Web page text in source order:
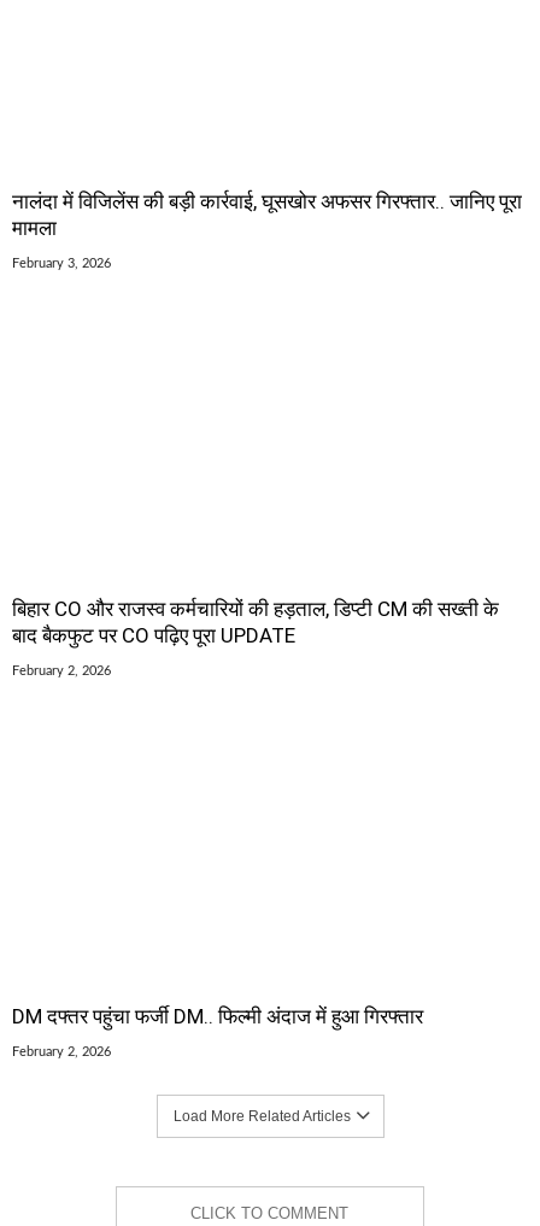
नालंदा में विजिलेंस की बड़ी कार्रवाई, घूसखोर अफसर गिरफ्तार.. जानिए पूरा
मामला
February 3, 2026
बिहार CO और राजस्व कर्मचारियों की हड़ताल, डिप्टी CM की सख्ती के
बाद बैकफुट पर CO पढ़िए पूरा UPDATE
February 2, 2026
DM दफ्तर पहुंचा फर्जी DM.. फिल्मी अंदाज में हुआ गिरफ्तार
February 2, 2026
Load More Related Articles
CLICK TO COMMENT